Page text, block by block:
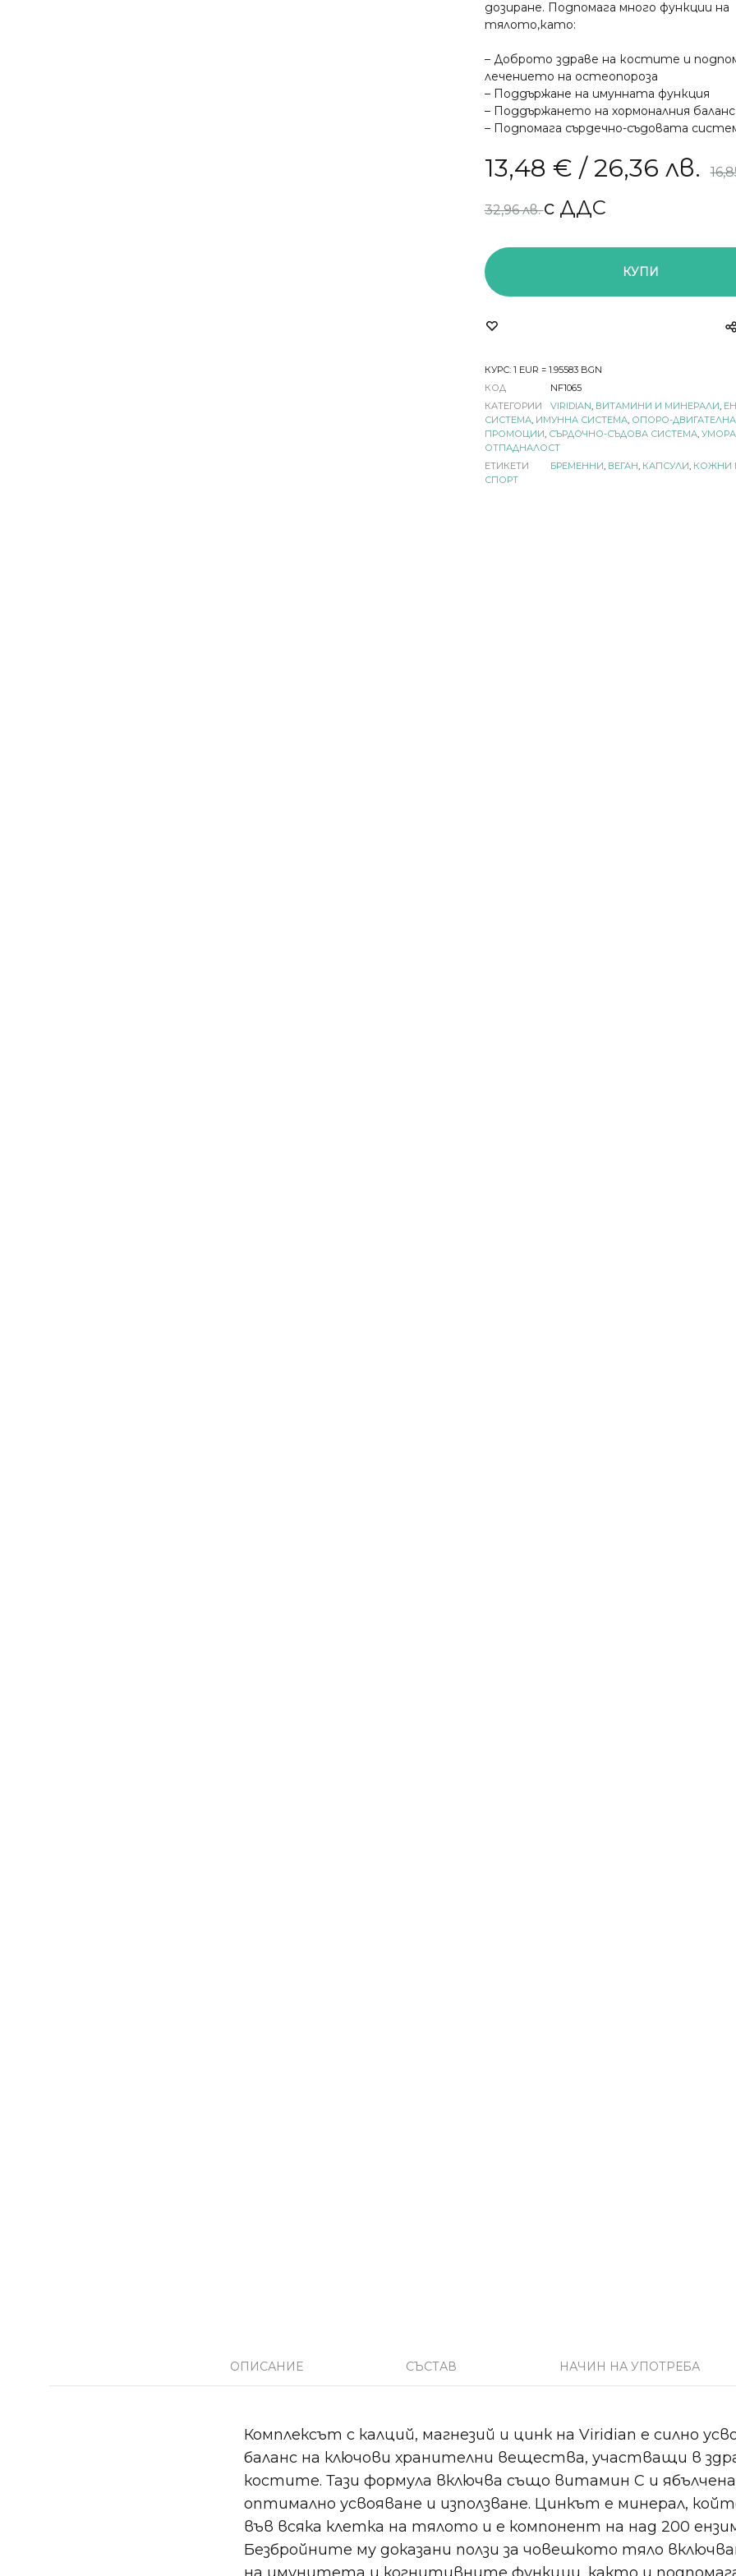
СТРЕС, СЪН И ПАМЕТ
УМОРА И ОТПАДНАЛОСТ АПИТЕРАПИЯ
КОЗМЕТИКА
дозиране. Подпомага много функции на
тялото,като:
– Доброто здраве на костите и
лечението на остеопороза
– Поддържане на имунната функция
– Поддържането на хормоналния баланс
– Подпомага сърдечно-съдовата
13,48 € / 26,36 лв.
32,96 лв.с ДДС
КУПИ
КУРС: 1 EUR = 1.95583 BGN
КОД
NF1065
КАТЕГОРИИ
VIRIDIAN, ВИТАМИНИ И МИНЕРАЛИ,
СИСТЕМА, ИМУННА СИСТЕМА, ОПОРО-
ПРОМОЦИИ, СЪРДОЧНО-СЪДОВА СИСТЕМА,
ОТПАДНАЛОСТ
ЕТИКЕТИ
БРЕМЕННИ, ВЕГАН, КАПСУЛИ, КОЖНИ
СПОРТ
ОПИСАНИЕ СЪСТАВ НАЧИН НА УПОТРЕБА
Комплексът с калций, магнезий и цинк на Viridian е силно
баланс на ключови хранителни вещества, участващи в
костите. Тази формула включва също витамин С и ябълчена
оптимално усвояване и използване. Цинкът е минерал,
във всяка клетка на тялото и е компонент на над 200
Безбройните му доказани ползи за човешкото тяло